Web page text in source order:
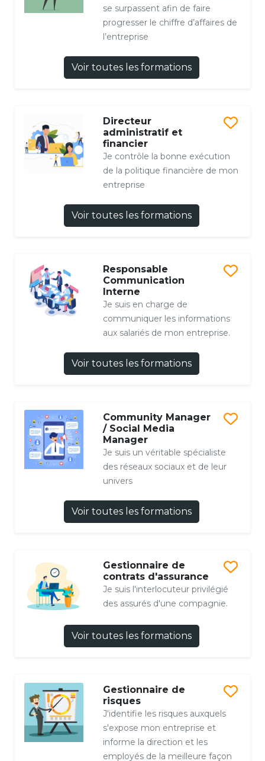
se surpassent afin de faire
progresser le chiffre d’affaires de
l’entreprise
Voir toutes les formations
Directeur
administratif et
financier
Je contrôle la bonne exécution
de la politique financière de mon
entreprise
Voir toutes les formations
Responsable
Communication
Interne
Je suis en charge de
communiquer les informations
aux salariés de mon entreprise.
Voir toutes les formations
Community Manager
/ Social Media
Manager
Je suis un véritable spécialiste
des réseaux sociaux et de leur
univers
Voir toutes les formations
Gestionnaire de
contrats d'assurance
Je suis l'interlocuteur privilégié
des assurés d'une compagnie.
Voir toutes les formations
Gestionnaire de
risques
J'identifie les risques auxquels
s'expose mon entreprise et
informe la direction et les
employés de la meilleure façon